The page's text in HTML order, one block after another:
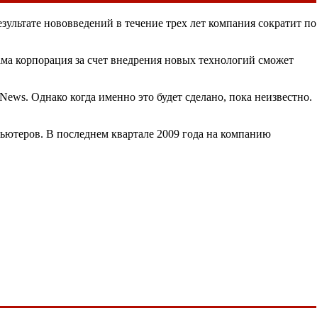
нововведений в течение трех лет компания сократит по
корпорация за счет внедрения новых технологий сможет
Однако когда именно это будет сделано, пока неизвестно.
В последнем квартале 2009 года на компанию